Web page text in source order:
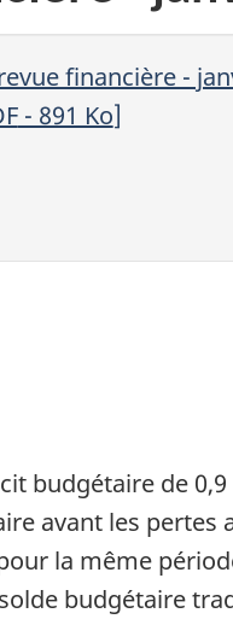
financière -
- 891 Ko]
budgétaire de
avant les
la même
budgétaire